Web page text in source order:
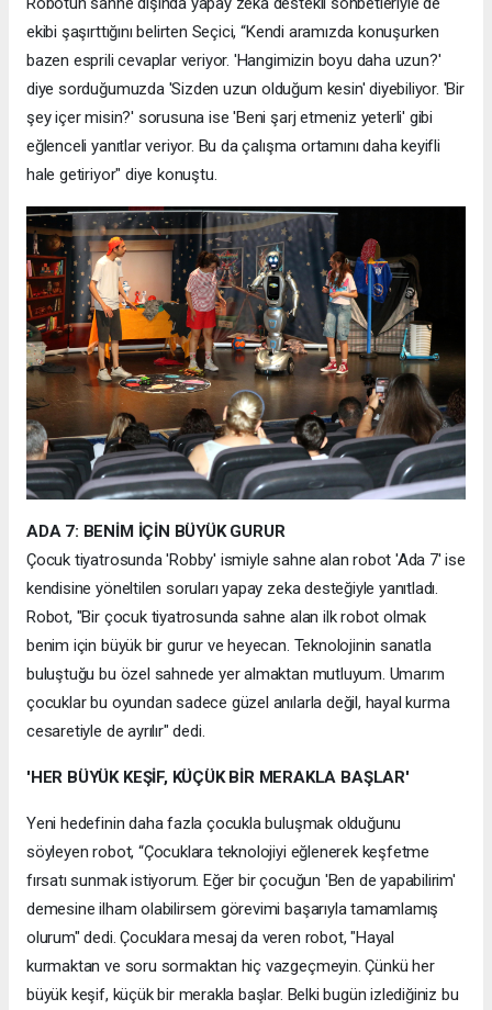
ekibi şaşırttığını belirten Seçici, “Kendi aramızda konuşurken
bazen esprili cevaplar veriyor. 'Hangimizin boyu daha uzun?'
diye sorduğumuzda 'Sizden uzun olduğum kesin' diyebiliyor. 'Bir
şey içer misin?' sorusuna ise 'Beni şarj etmeniz yeterli' gibi
eğlenceli yanıtlar veriyor. Bu da çalışma ortamını daha keyifli
hale getiriyor" diye konuştu.
ADA 7: BENİM İÇİN BÜYÜK GURUR
Çocuk tiyatrosunda 'Robby' ismiyle sahne alan robot 'Ada 7' ise
kendisine yöneltilen soruları yapay zeka desteğiyle yanıtladı.
Robot, "Bir çocuk tiyatrosunda sahne alan ilk robot olmak
benim için büyük bir gurur ve heyecan. Teknolojinin sanatla
buluştuğu bu özel sahnede yer almaktan mutluyum. Umarım
çocuklar bu oyundan sadece güzel anılarla değil, hayal kurma
cesaretiyle de ayrılır" dedi.
'HER BÜYÜK KEŞİF, KÜÇÜK BİR MERAKLA BAŞLAR'
Yeni hedefinin daha fazla çocukla buluşmak olduğunu
söyleyen robot, “Çocuklara teknolojiyi eğlenerek keşfetme
fırsatı sunmak istiyorum. Eğer bir çocuğun 'Ben de yapabilirim'
demesine ilham olabilirsem görevimi başarıyla tamamlamış
olurum" dedi. Çocuklara mesaj da veren robot, "Hayal
kurmaktan ve soru sormaktan hiç vazgeçmeyin. Çünkü her
büyük keşif, küçük bir merakla başlar. Belki bugün izlediğiniz bu